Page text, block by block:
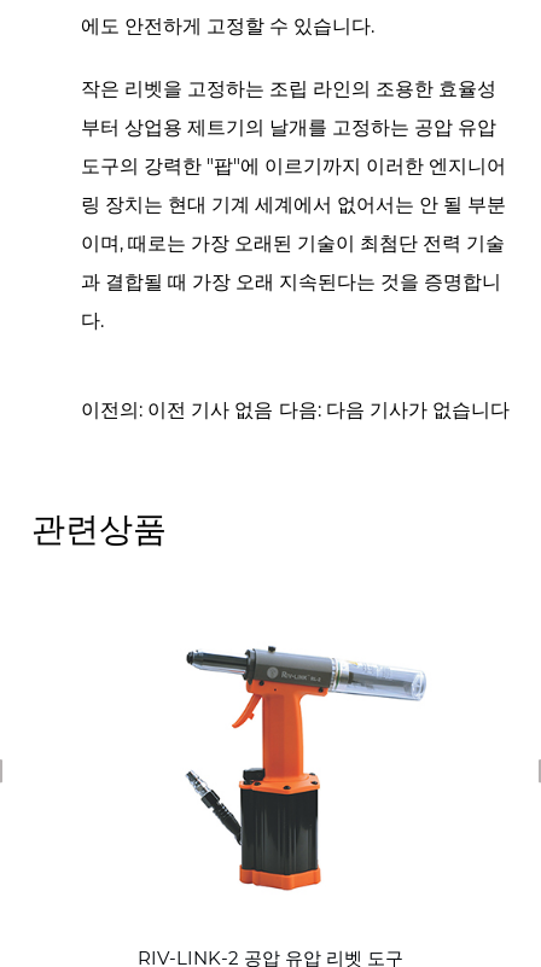
에도 안전하게 고정할 수 있습니다.
작은 리벳을 고정하는 조립 라인의 조용한 효율성
부터 상업용 제트기의 날개를 고정하는 공압 유압
도구의 강력한 "팝"에 이르기까지 이러한 엔지니어
링 장치는 현대 기계 세계에서 없어서는 안 될 부분
이며, 때로는 가장 오래된 기술이 최첨단 전력 기술
과 결합될 때 가장 오래 지속된다는 것을 증명합니
다.
이전의: 이전 기사 없음 다음: 다음 기사가 없습니다
관련상품
RIV-LINK-2 공압 유압 리벳 도구